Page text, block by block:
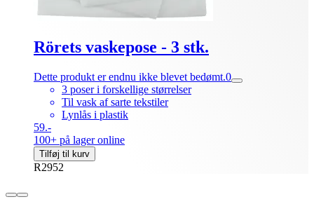
Rörets vaskepose - 3 stk.
Dette produkt er endnu ikke blevet bedømt.0
3 poser i forskellige størrelser
Til vask af sarte tekstiler
Lynlås i plastik
59.-
100+ på lager online
Tilføj til kurv
R2952